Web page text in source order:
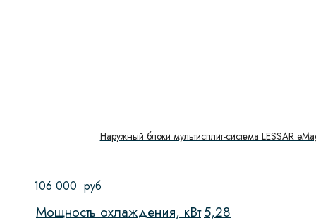
Наружный блоки мультисплит-система LESSAR
106 000 руб
Мощность охлаждения, кВт5,28